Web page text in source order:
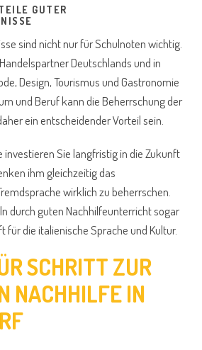
GUTER
sind nicht nur für Schulnoten wichtig.
Deutschlands und in
Design, Tourismus und Gastronomie
und Beruf kann die Beherrschung der
ein entscheidender Vorteil sein.
investieren Sie langfristig in die Zukunft
ihm gleichzeitig das
wirklich zu beherrschen.
durch guten Nachhilfeunterricht sogar
für die italienische Sprache und Kultur.
SCHRITT ZUR
NACHHILFE IN